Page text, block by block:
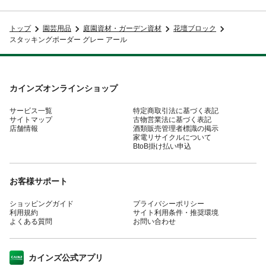
トップ 園芸用品 庭園資材・ガーデン資材
花壇ブロック
スタッキングボーダー グレー アール
カインズオンラインショップ
サービス一覧
サイトマップ
店舗情報
特定商取引法に基づく表記
古物営業法に基づく表記
酒類販売管理者標識の掲示
家電リサイクルについて
BtoB掛け払い申込
お客様サポート
ショッピングガイド
利用規約
よくある質問
プライバシーポリシー
サイト利用条件・推奨環境
お問い合わせ
カインズ公式アプリ